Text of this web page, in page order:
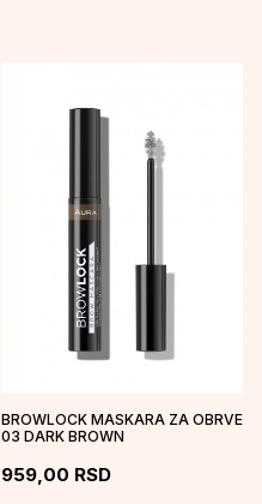
BROWLOCK MASKARA ZA OBRVE
03 DARK BROWN
959,00 RSD